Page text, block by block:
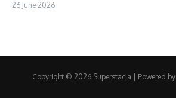
26 June 2026
Copyright © 2026 Superstacja | Powered by